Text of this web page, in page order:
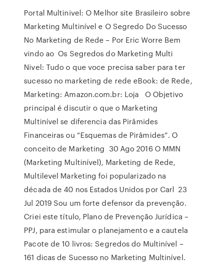
Portal Multinivel: O Melhor site Brasileiro sobre
Marketing Multinível e O Segredo Do Sucesso
No Marketing de Rede – Por Eric Worre Bem
vindo ao Os Segredos do Marketing Multi
Nivel: Tudo o que voce precisa saber para ter
sucesso no marketing de rede eBook: de Rede,
Marketing: Amazon.com.br: Loja O Objetivo
principal é discutir o que o Marketing
Multinível se diferencia das Pirâmides
Financeiras ou “Esquemas de Pirâmides”. O
conceito de Marketing 30 Ago 2016 O MMN
(Marketing Multinível), Marketing de Rede,
Multilevel Marketing foi popularizado na
década de 40 nos Estados Unidos por Carl 23
Jul 2019 Sou um forte defensor da prevenção.
Criei este título, Plano de Prevenção Jurídica –
PPJ, para estimular o planejamento e a cautela
Pacote de 10 livros: Segredos do Multinível –
161 dicas de Sucesso no Marketing Multinível.